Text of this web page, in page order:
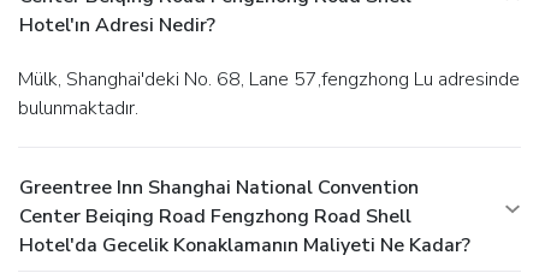
Hotel'ın Adresi Nedir?
Mülk, Shanghai'deki No. 68, Lane 57,fengzhong Lu adresinde
bulunmaktadır.
Greentree Inn Shanghai National Convention
Center Beiqing Road Fengzhong Road Shell
Hotel'da Gecelik Konaklamanın Maliyeti Ne Kadar?